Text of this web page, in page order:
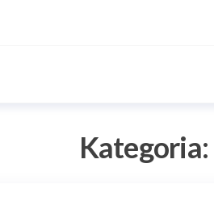
Kategoria: